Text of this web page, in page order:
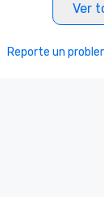
Ver
Reporte un